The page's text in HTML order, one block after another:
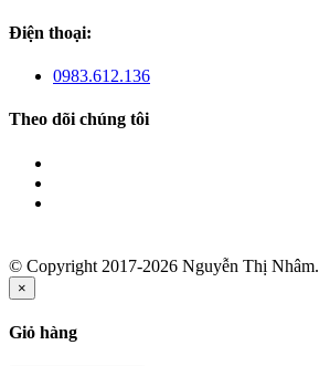
Điện thoại:
0983.612.136
Theo dõi chúng tôi
© Copyright 2017-2026 Nguyễn Thị Nhâm.
×
Giỏ hàng